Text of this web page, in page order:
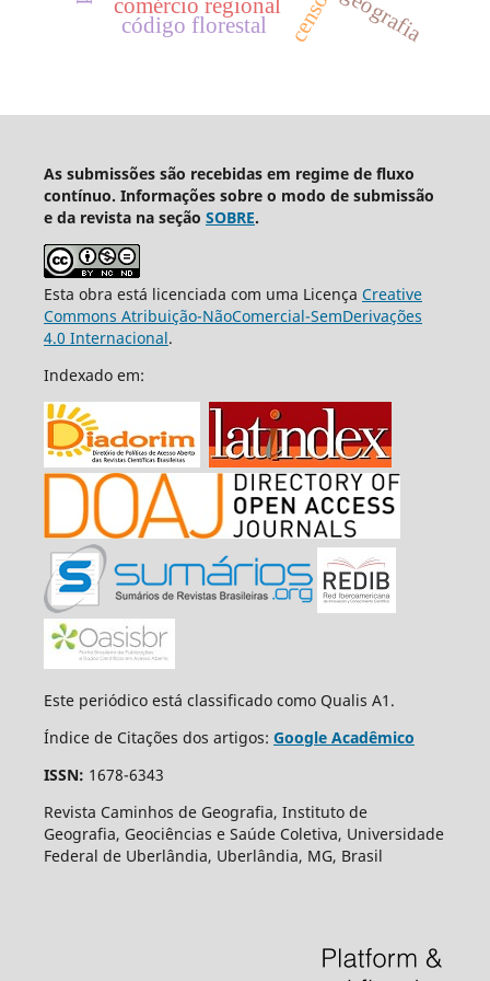
comércio regional
código florestal geografia
As submissões são recebidas em regime de fluxo
contínuo. Informações sobre o modo de submissão
e da revista na seção SOBRE.
Esta obra está licenciada com uma Licença Creative
Commons Atribuição-NãoComercial-SemDerivações
4.0 Internacional.
Indexado em:
Este periódico está classificado como Qualis A1.
Índice de Citações dos artigos: Google Acadêmico
ISSN: 1678-6343
Revista Caminhos de Geografia, Instituto de
Geografia, Geociências e Saúde Coletiva, Universidade
Federal de Uberlândia, Uberlândia, MG, Brasil